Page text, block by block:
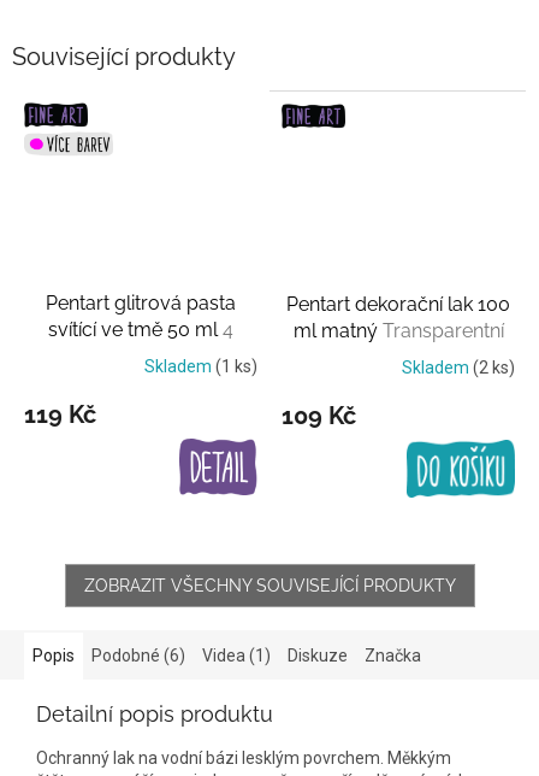
Související produkty
Pentart glitrová pasta
svítící ve tmě 50 ml 4
barvySkladem (1 ks)
119 Kč
Pentart dekorační lak 100
ml matný Transparentní
lakSkladem (2 ks)
109 Kč
ZOBRAZIT VŠECHNY SOUVISEJÍCÍ PRODUKTY
Popis Podobné (6) Videa (1) Diskuze Značka
Detailní popis produktu
Ochranný lak na vodní bázi lesklým povrchem. Měkkým